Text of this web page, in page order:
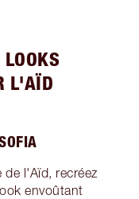
LOOKS
L'AÏD
de l'Aïd, recréez
envoûtant